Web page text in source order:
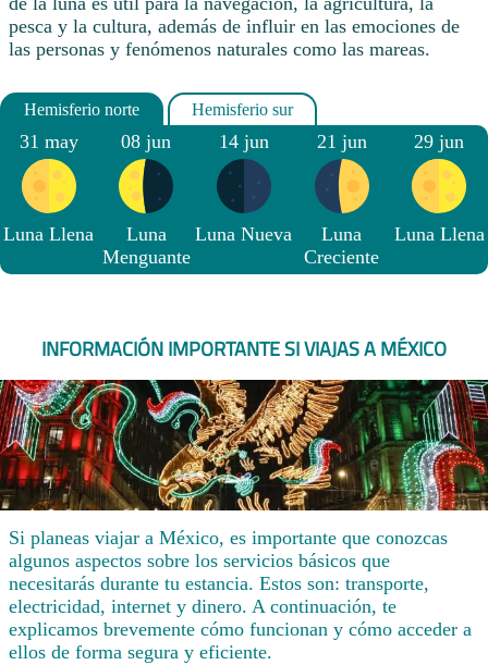
pesca y la cultura, además de influir en las emociones de
las personas y fenómenos naturales como las mareas.
31 may
Luna Llena
08 jun
Luna
Menguante
14 jun
Luna Nueva
21 jun
Luna
Creciente
29 jun
Luna Llena
INFORMACIÓN IMPORTANTE SI VIAJAS A MÉXICO
Si planeas viajar a México, es importante que conozcas
algunos aspectos sobre los servicios básicos que
necesitarás durante tu estancia. Estos son: transporte,
electricidad, internet y dinero. A continuación, te
explicamos brevemente cómo funcionan y cómo acceder a
ellos de forma segura y eficiente.